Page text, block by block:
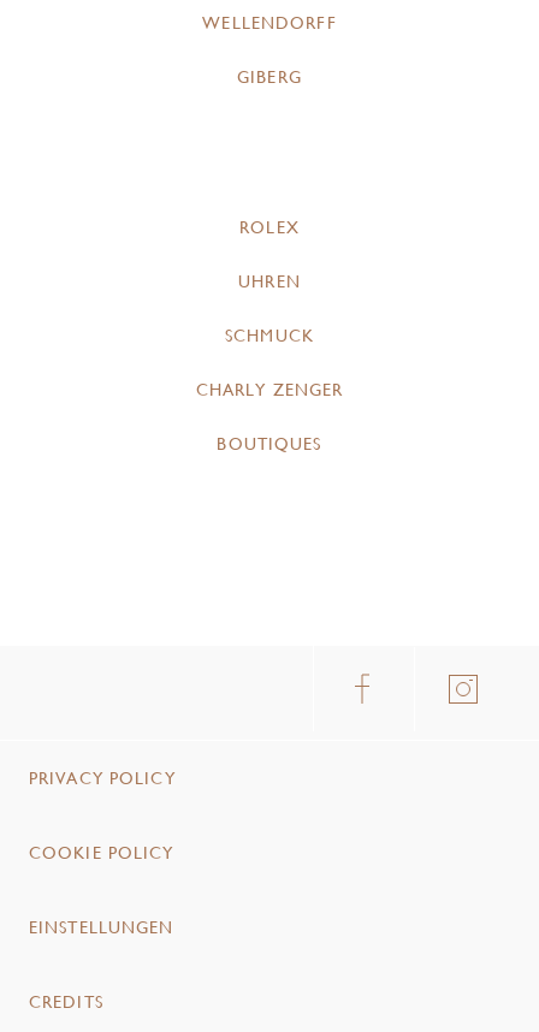
WELLENDORFF
GIBERG
ROLEX
UHREN
SCHMUCK
CHARLY ZENGER
BOUTIQUES
PRIVACY POLICY
COOKIE POLICY
EINSTELLUNGEN
CREDITS